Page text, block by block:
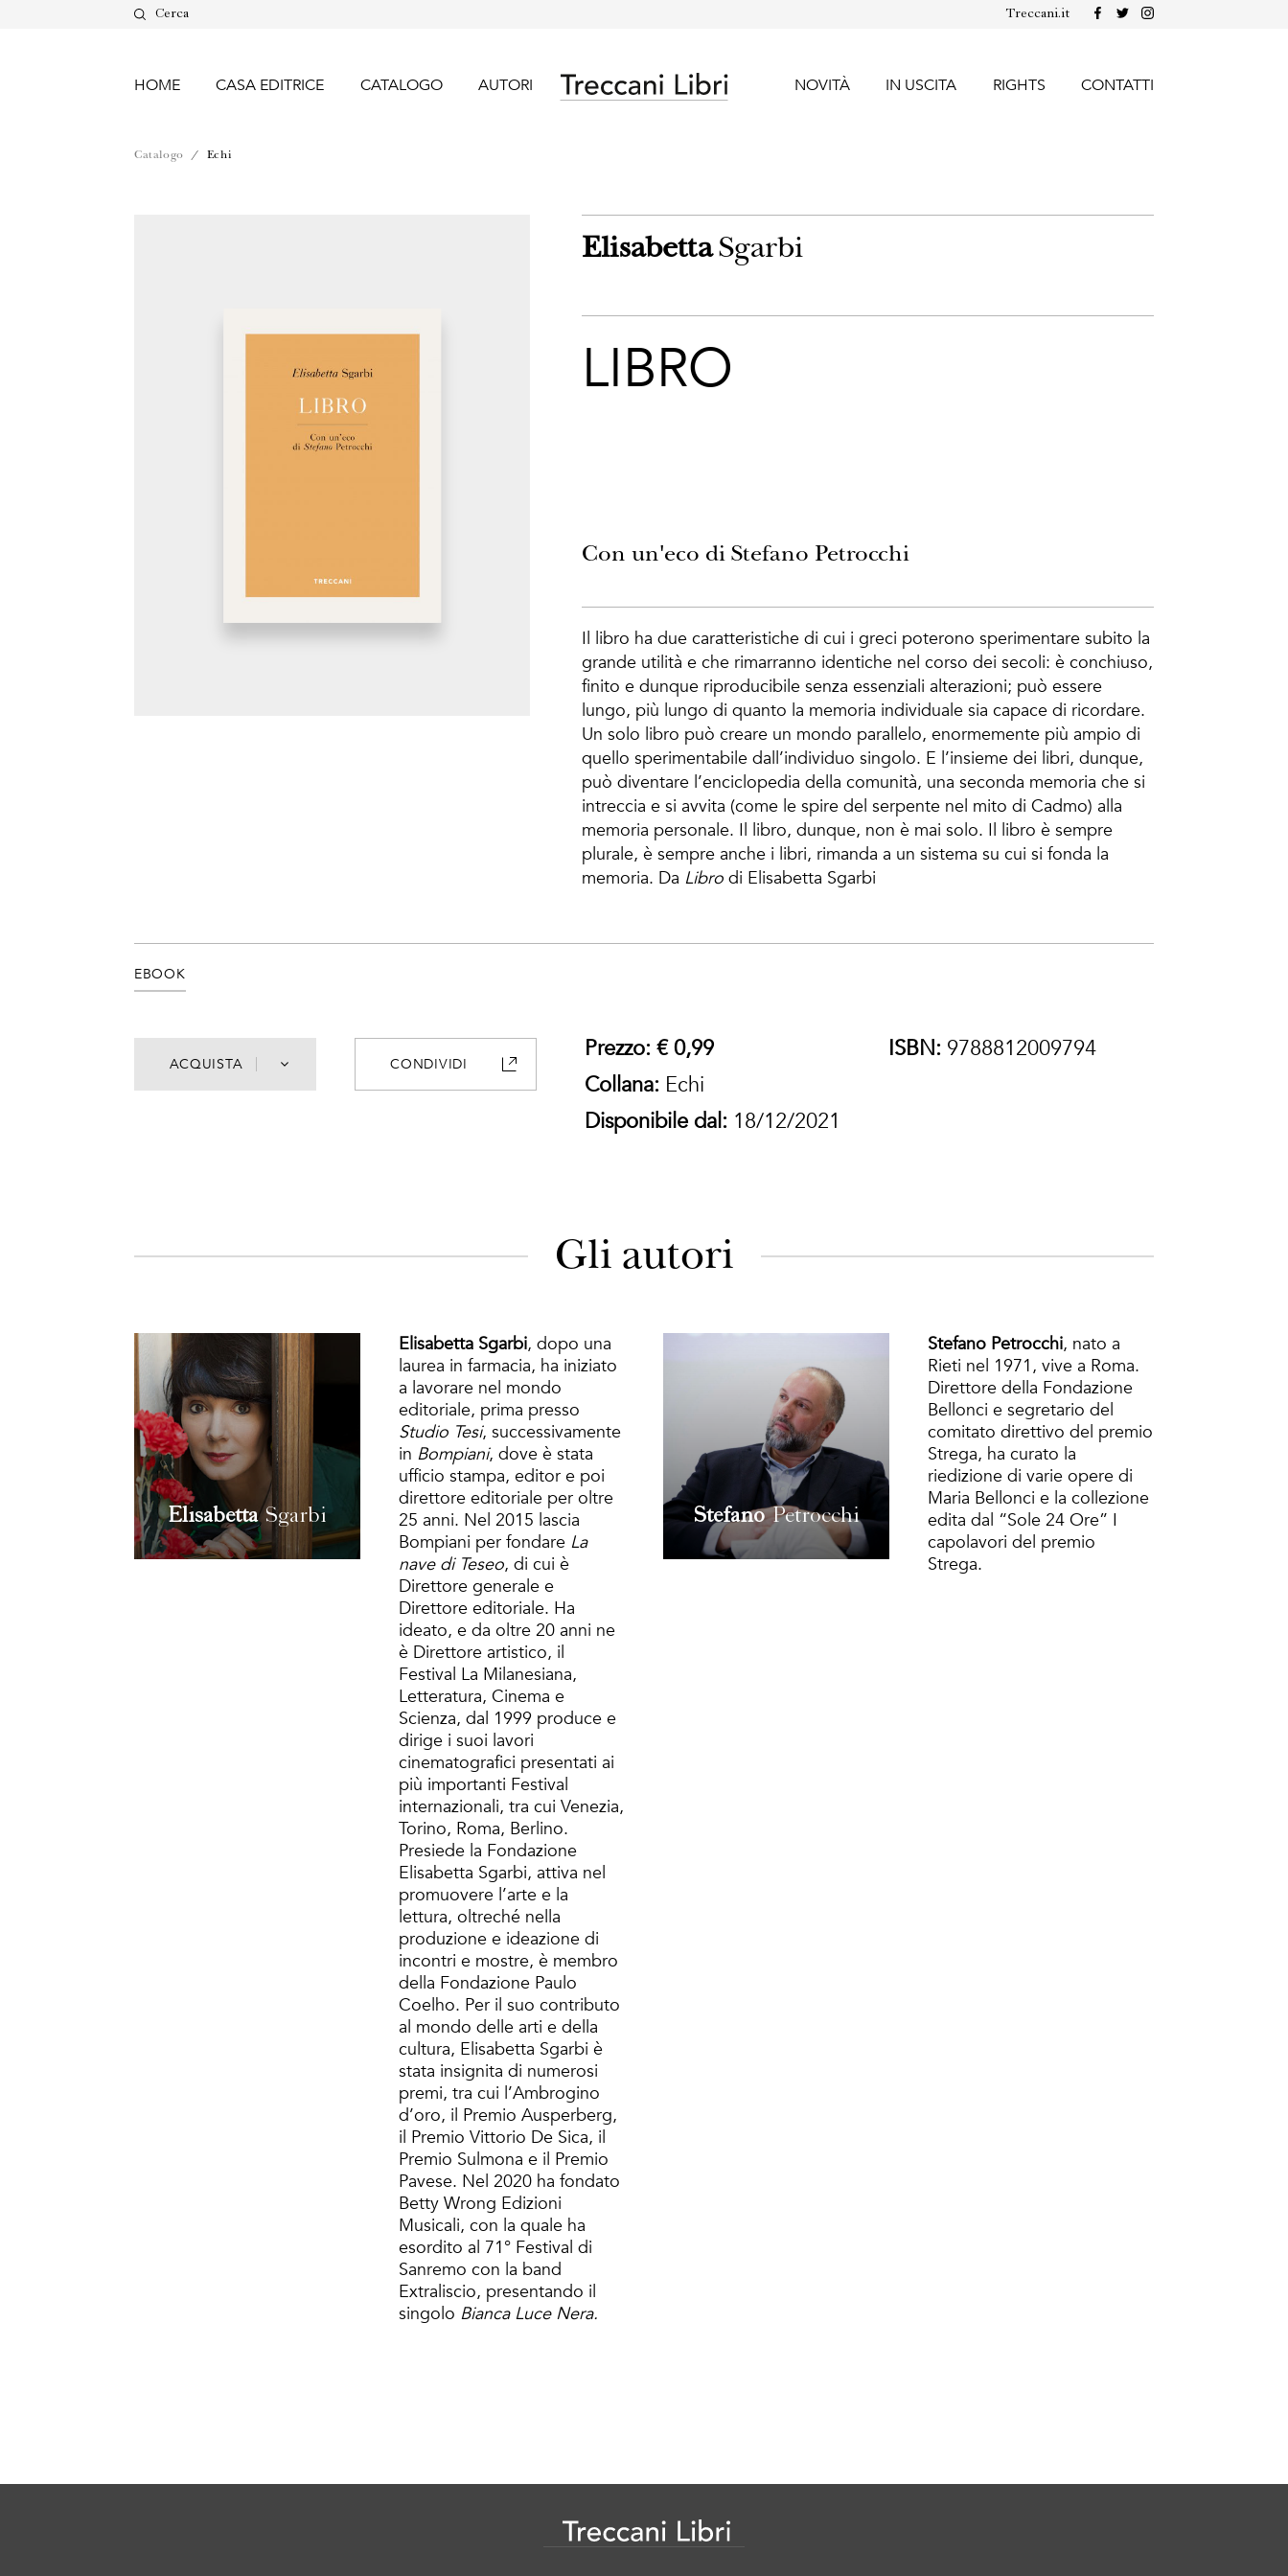
Cerca Treccani.it
HOME CASA EDITRICE CATALOGO AUTORI NOVITÀ IN USCITA RIGHTS CONTATTI
Catalogo / Echi
ElisabettaSgarbi
LIBRO
Con un'eco di Stefano Petrocchi
Il libro ha due caratteristiche di cui i greci poterono sperimentare subito la
grande utilità e che rimarranno identiche nel corso dei secoli: è conchiuso,
finito e dunque riproducibile senza essenziali alterazioni; può essere
lungo, più lungo di quanto la memoria individuale sia capace di ricordare.
Un solo libro può creare un mondo parallelo, enormemente più ampio di
quello sperimentabile dall’individuo singolo. E l’insieme dei libri, dunque,
può diventare l’enciclopedia della comunità, una seconda memoria che si
intreccia e si avvita (come le spire del serpente nel mito di Cadmo) alla
memoria personale. Il libro, dunque, non è mai solo. Il libro è sempre
plurale, è sempre anche i libri, rimanda a un sistema su cui si fonda la
memoria. Da Libro di Elisabetta Sgarbi
EBOOK
ACQUISTA CONDIVIDI
Prezzo: € 0,99
Collana: Echi
Disponibile dal: 18/12/2021
ISBN:9788812009794
Gli autori
ElisabettaSgarbi
Elisabetta Sgarbi, dopo una
laurea in farmacia, ha iniziato
a lavorare nel mondo
editoriale, prima presso
Studio Tesi, successivamente
in Bompiani, dove è stata
ufficio stampa, editor e poi
direttore editoriale per oltre
25 anni. Nel 2015 lascia
Bompiani per fondare La
nave di Teseo, di cui è
Direttore generale e
Direttore editoriale. Ha
ideato, e da oltre 20 anni ne
è Direttore artistico, il
Festival La Milanesiana,
Letteratura, Cinema e
Scienza, dal 1999 produce e
dirige i suoi lavori
cinematografici presentati ai
più importanti Festival
internazionali, tra cui Venezia,
Torino, Roma, Berlino.
Presiede la Fondazione
Elisabetta Sgarbi, attiva nel
promuovere l’arte e la
lettura, oltreché nella
produzione e ideazione di
incontri e mostre, è membro
della Fondazione Paulo
Coelho. Per il suo contributo
al mondo delle arti e della
cultura, Elisabetta Sgarbi è
stata insignita di numerosi
premi, tra cui l’Ambrogino
d’oro, il Premio Ausperberg,
il Premio Vittorio De Sica, il
Premio Sulmona e il Premio
Pavese. Nel 2020 ha fondato
Betty Wrong Edizioni
Musicali, con la quale ha
esordito al 71° Festival di
Sanremo con la band
Extraliscio, presentando il
singolo Bianca Luce Nera.
StefanoPetrocchi
Stefano Petrocchi, nato a
Rieti nel 1971, vive a Roma.
Direttore della Fondazione
Bellonci e segretario del
comitato direttivo del premio
Strega, ha curato la
riedizione di varie opere di
Maria Bellonci e la collezione
edita dal “Sole 24 Ore” I
capolavori del premio
Strega.